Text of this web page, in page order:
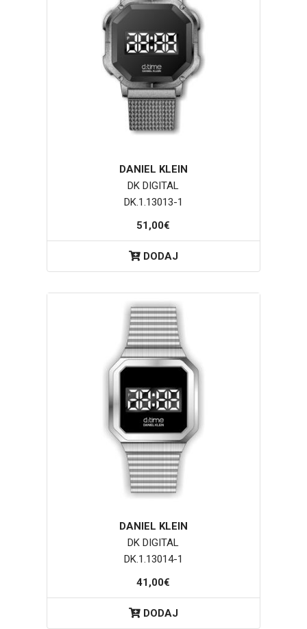
DANIEL KLEIN
DK DIGITAL
DK.1.13013-1
51,00€
DODAJ
DANIEL KLEIN
DK DIGITAL
DK.1.13014-1
41,00€
DODAJ